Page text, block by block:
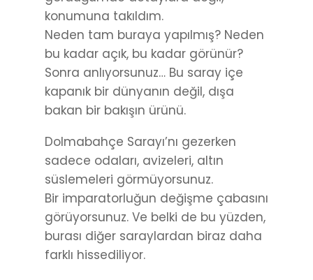
konumuna takıldım.
Neden tam buraya yapılmış? Neden
bu kadar açık, bu kadar görünür?
Sonra anlıyorsunuz… Bu saray içe
kapanık bir dünyanın değil, dışa
bakan bir bakışın ürünü.
Dolmabahçe Sarayı’nı gezerken
sadece odaları, avizeleri, altın
süslemeleri görmüyorsunuz.
Bir imparatorluğun değişme çabasını
görüyorsunuz. Ve belki de bu yüzden,
burası diğer saraylardan biraz daha
farklı hissediliyor.